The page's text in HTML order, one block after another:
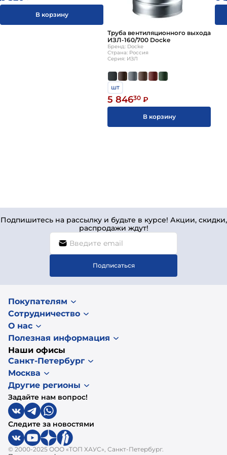
В корзину
Труба вентиляционного выхода
ИЗЛ-160/700 Docke
Бренд: Docke
Страна: Россия
Серия: ИЗЛ
шт
5 84630 ₽
В корзину
Подпишитесь на рассылку и будьте в курсе! Акции, скидки,
распродажи ждут!
Подписаться
Покупателям
Сотрудничество
О нас
Полезная информация
Наши офисы
Санкт-Петербург
Москва
Другие регионы
Задайте нам вопрос!
Следите за новостями
© 2000-2025 ООО «ТОП ХАУС», Санкт-Петербург.